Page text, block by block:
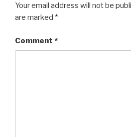
Your email address will not be
are marked *
Comment *